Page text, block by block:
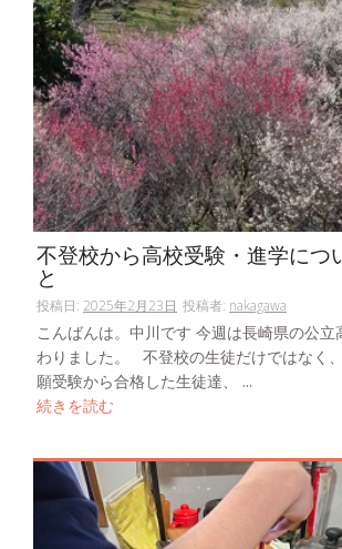
不登校から高校受験・進学につ
と
投稿日: 2025年2月23日 投稿者: nakagawa
こんばんは。中川です 今週は長崎県の公立
わりました。 不登校の生徒だけではなく
願受験から合格した生徒達、 ...
続きを読む